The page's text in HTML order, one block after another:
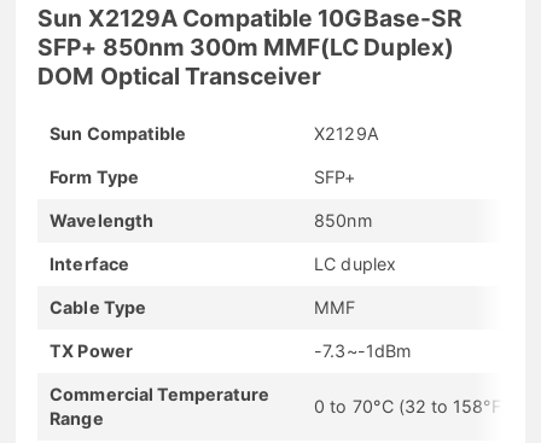
Sun X2129A Compatible 10GBase-SR
SFP+ 850nm 300m MMF(LC Duplex)
DOM Optical Transceiver
Sun Compatible X2129A
Form Type SFP+
Wavelength 850nm
Interface LC duplex
Cable Type MMF
TX Power -7.3~-1dBm
Commercial Temperature
Range
0 to 70°C (32 to 158°F)